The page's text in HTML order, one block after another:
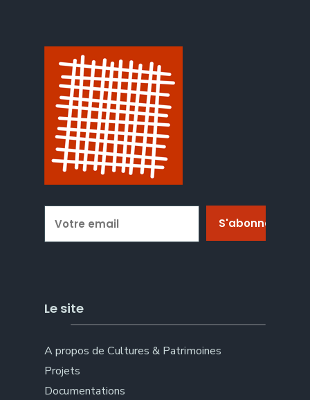
Le site
A propos de Cultures & Patrimoines
Projets
Documentations